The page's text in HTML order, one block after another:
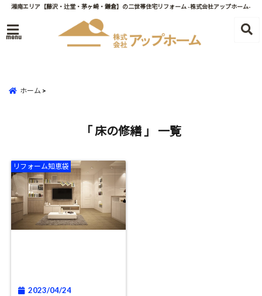
湘南エリア【藤沢・辻堂・茅ヶ崎・鎌倉】の二世帯住宅リフォーム -株式会社アップホーム-
menu
ホーム
「 床の修繕 」 一覧
リフォーム知恵袋
2023/04/24